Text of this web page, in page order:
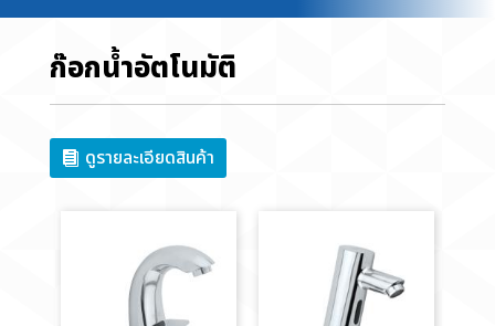
ก๊อกน้ำอัตโนมัติ
ดูรายละเอียดสินค้า